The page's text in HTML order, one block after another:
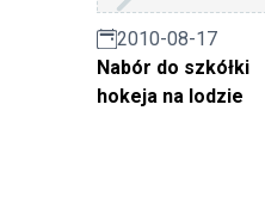
bezpośrednio
Polski
zobaczyć.
2010-08-17
Nabór do szkółki
hokeja na lodzie